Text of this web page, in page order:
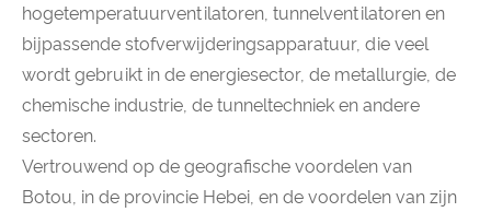
hogetemperatuurventilatoren, tunnelventilatoren en
bijpassende stofverwijderingsapparatuur, die veel
wordt gebruikt in de energiesector, de metallurgie, de
chemische industrie, de tunneltechniek en andere
sectoren.
Vertrouwend op de geografische voordelen van
Botou, in de provincie Hebei, en de voordelen van zijn